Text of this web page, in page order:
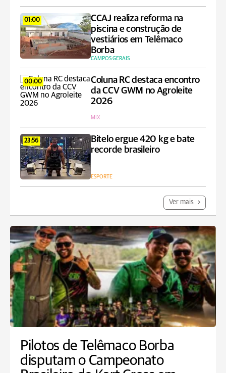
01:00
CCAJ realiza reforma na
piscina e construção de
vestiários em Telêmaco
Borba
CAMPOS GERAIS
00:00
Coluna RC destaca encontro
da CCV GWM no Agroleite
2026
MIX
23:56
Bitelo ergue 420 kg e bate
recorde brasileiro
ESPORTE
Ver mais
Pilotos de Telêmaco Borba
disputam o Campeonato